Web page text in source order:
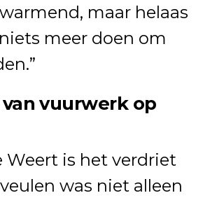
maar helaas
meer doen om
vuurwerk op
Weert is het verdriet
was niet alleen